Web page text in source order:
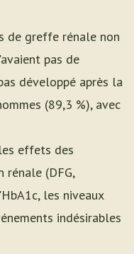
de greffe rénale non
pas de
développé après la
(89,3 %), avec
effets des
rénale (DFG,
les niveaux
indésirables